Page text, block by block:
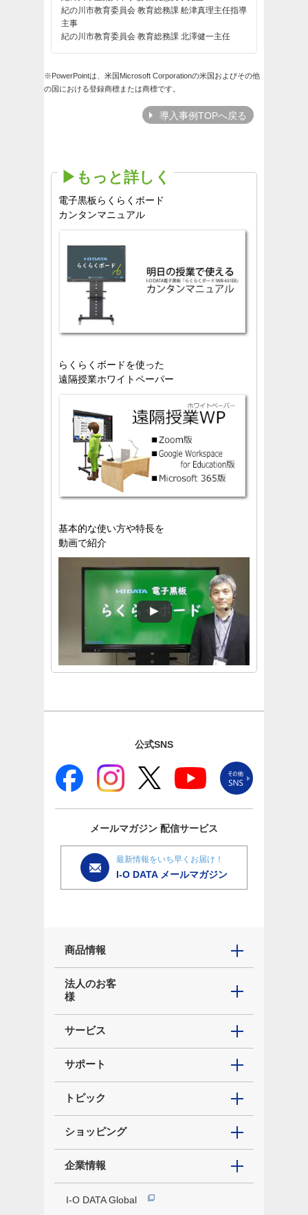
紀の川市教育委員会 教育総務課 舩津真理主任指導
主事
紀の川市教育委員会 教育総務課 北澤健一主任
※PowerPointは、米国Microsoft Corporationの米国およびその他
の国における登録商標または商標です。
導入事例TOPへ戻る
▶もっと詳しく
電子黒板らくらくボード
カンタンマニュアル
らくらくボードを使った
遠隔授業ホワイトペーパー
基本的な使い方や特長を
動画で紹介
公式SNS
メールマガジン 配信サービス
最新情報をいち早くお届け！
I-O DATA メールマガジン
商品情報
法人のお客
様
サービス
サポート
トピック
ショッピング
企業情報
I-O DATA Global